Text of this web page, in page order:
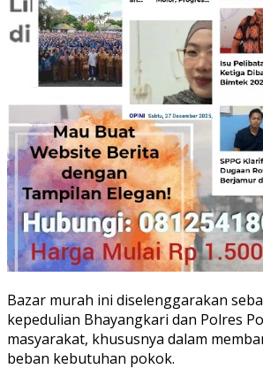
Bazar murah ini diselenggarakan
kepedulian Bhayangkari dan Polres
masyarakat, khususnya dalam
beban kebutuhan pokok.